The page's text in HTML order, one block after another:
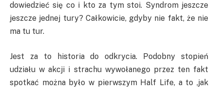
dowiedzieć się co i kto za tym stoi. Syndrom jeszcze
jeszcze jednej tury? Całkowicie, gdyby nie fakt, że nie
ma tu tur.
Jest za to historia do odkrycia. Podobny stopień
udziału w akcji i strachu wywołanego przez ten fakt
spotkać można było w pierwszym Half Life, a to ,jak